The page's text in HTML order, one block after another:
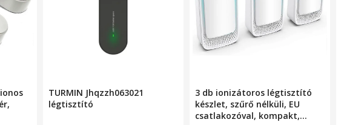
TURMIN Jhqzzh063021
légtisztító
3 db ionizátoros légtisztító
készlet, szűrő nélküli, EU
csatlakozóval, kompakt,